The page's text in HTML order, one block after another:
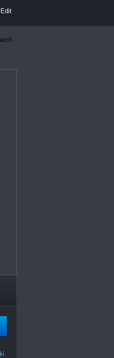
Edit